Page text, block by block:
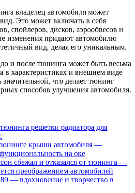
владелец автомобиля может
Это может включать в себя
спойлеров, дисков, аэрообвесов и
изменения придают автомобилю
вид, делая его уникальным.
до и после тюнинга может быть весьма
в характеристиках и внешнем виде
что делает тюнинг
способов улучшения автомобиля.
решетки радиатора для
крыши автомобиля —
на оке
сбежал и отказался от тюнинга —
преображением автомобилей
— вдохновение и творчество в